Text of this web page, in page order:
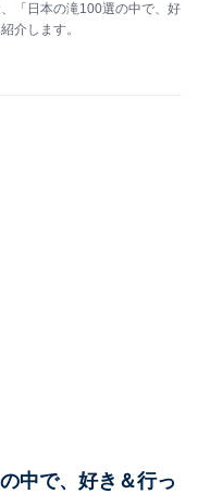
「日本の滝100選の中で、好
介します。
中で、好き＆行っ